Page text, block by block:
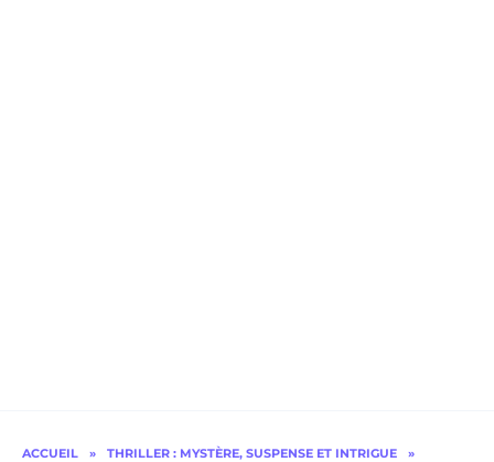
ACCUEIL » THRILLER : MYSTÈRE, SUSPENSE ET INTRIGUE
»